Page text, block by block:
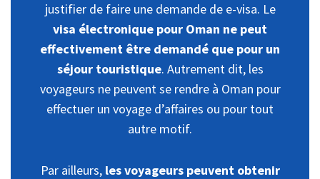
justifier de faire une demande de e-visa. Le
visa électronique pour Oman ne peut
effectivement être demandé que pour un
séjour touristique. Autrement dit, les
voyageurs ne peuvent se rendre à Oman pour
effectuer un voyage d’affaires ou pour tout
autre motif.
Par ailleurs, les voyageurs peuvent obtenir